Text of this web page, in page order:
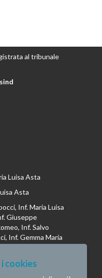
al tribunale
Luisa Asta
Asta
Inf. Maria Luisa
Giuseppe
Inf. Salvo
Inf. Gemma Maria
Inf. Donato Cosi,
cookies